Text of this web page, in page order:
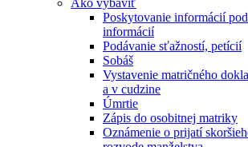
Ako vybaviť
Poskytovanie informácií
informácií
Podávanie sťažností, petícií
Sobáš
Vystavenie matričného
a v cudzine
Úmrtie
Zápis do osobitnej matriky
Oznámenie o prijatí